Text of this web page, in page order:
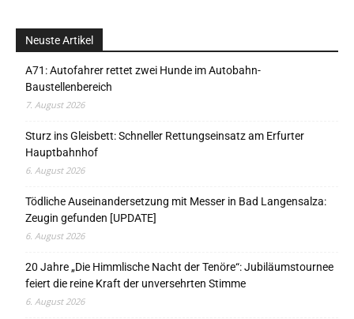
Neuste Artikel
A71: Autofahrer rettet zwei Hunde im Autobahn-
Baustellenbereich
7. August 2026
Sturz ins Gleisbett: Schneller Rettungseinsatz am Erfurter
Hauptbahnhof
6. August 2026
Tödliche Auseinandersetzung mit Messer in Bad Langensalza:
Zeugin gefunden [UPDATE]
6. August 2026
20 Jahre „Die Himmlische Nacht der Tenöre“: Jubiläumstournee
feiert die reine Kraft der unversehrten Stimme
6. August 2026